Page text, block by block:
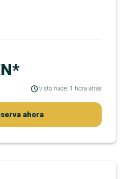
Visto hace: 1 hora atrás
ahora